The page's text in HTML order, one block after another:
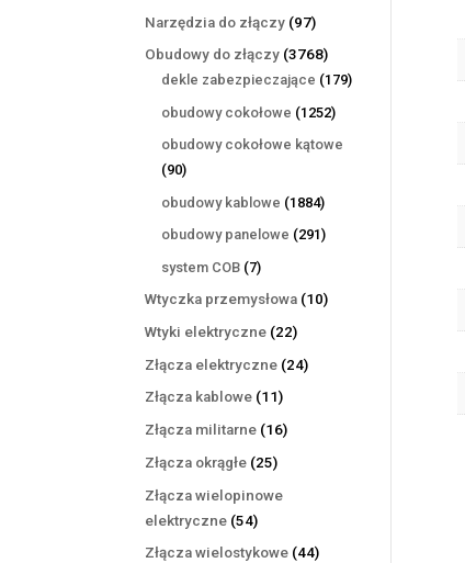
Narzędzia do złączy 9797
produktów
Obudowy do złączy 37683768
produktów
dekle zabezpieczające 179179
obudowy cokołowe 12521252
obudowy cokołowe kątowe
9090
produktów
obudowy kablowe 18841884
produkty
obudowy panelowe 291291
system COB 77
produktów
Wtyczka przemysłowa 1010
Wtyki elektryczne 2222
produkty
Złącza elektryczne 2424
Złącza kablowe 1111
produktów
Złącza militarne 1616
Złącza okrągłe 2525
Złącza wielopinowe
elektryczne 5454
produkty
Złącza wielostykowe 4444